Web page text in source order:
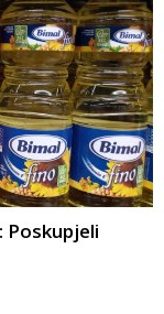
Poskupjeli